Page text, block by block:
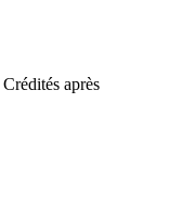
Crédités après